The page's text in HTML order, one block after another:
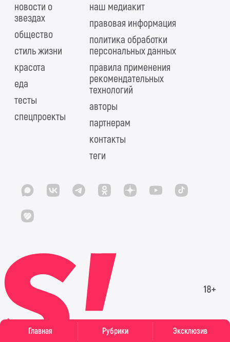
Главная Рубрики Эксклюзив
новости о
звездах
общество
стиль жизни
красота
еда
тесты
спецпроекты
наш медиакит
правовая информация
политика обработки
персональных данных
правила применения
рекомендательных
технологий
авторы
партнерам
контакты
теги